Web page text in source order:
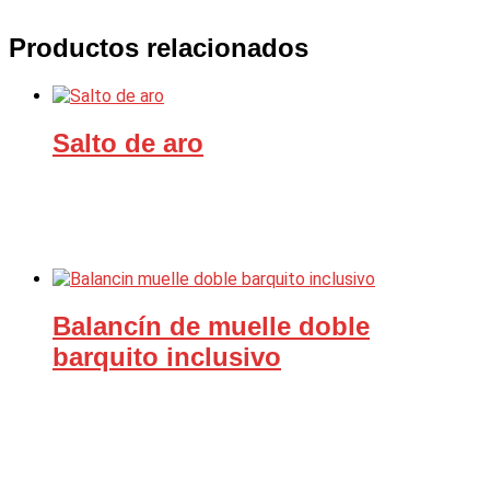
Productos relacionados
Salto de aro
Balancín de muelle doble
barquito inclusivo